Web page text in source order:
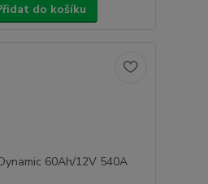
do košíku